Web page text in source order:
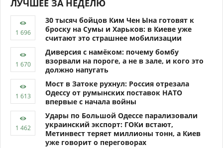
ЛУЧШЕЕ ЗА НЕДЕЛЮ
30 тысяч бойцов Ким Чен Ына готовят к
броску на Сумы и Харьков: в Киеве уже
считают это страшнее мобилизации
Диверсия с намёком: почему бомбу
взорвали на пороге, а не в зале, и кого это
должно напугать
Мост в Затоке рухнул: Россия отрезала
Одессу от румынских поставок НАТО
впервые с начала войны
Удары по Большой Одессе парализовали
украинский экспорт: ГОКи встают,
Метинвест теряет миллионы тонн, а Киев
уже говорит о переговорах